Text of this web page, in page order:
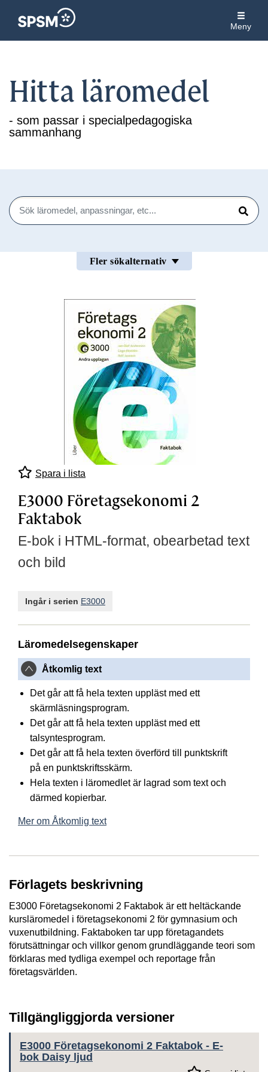
Meny
Hitta läromedel
- som passar i specialpedagogiska
sammanhang
Sök
Sök
Fler sökalternativ
Spara i lista
E3000 Företagsekonomi 2
Faktabok
E-bok i HTML-format, obearbetad text
och bild
Ingår i serien E3000
Läromedelsegenskaper
Åtkomlig text
Det går att få hela texten uppläst med ett
skärmläsningsprogram.
Det går att få hela texten uppläst med ett
talsyntesprogram.
Det går att få hela texten överförd till punktskrift
på en punktskriftsskärm.
Hela texten i läromedlet är lagrad som text och
därmed kopierbar.
Mer om Åtkomlig text
Förlagets beskrivning
E3000 Företagsekonomi 2 Faktabok är ett heltäckande
kursläromedel i företagsekonomi 2 för gymnasium och
vuxenutbildning. Faktaboken tar upp företagandets
förutsättningar och villkor genom grundläggande teori som
förklaras med tydliga exempel och reportage från
företagsvärlden.
Tillgängliggjorda versioner
E3000 Företagsekonomi 2 Faktabok - E-
bok Daisy ljud